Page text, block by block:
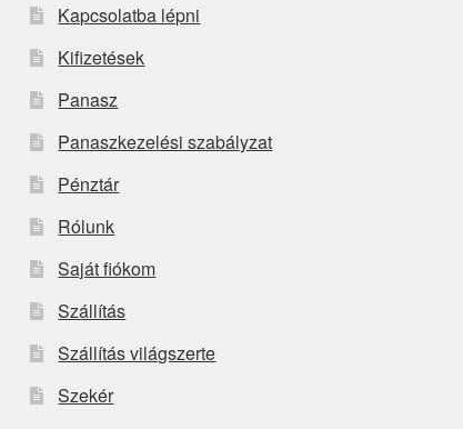
Kapcsolatba lépni
Kifizetések
Panasz
Panaszkezelési szabályzat
Pénztár
Rólunk
Saját fiókom
Szállítás
Szállítás világszerte
Szekér